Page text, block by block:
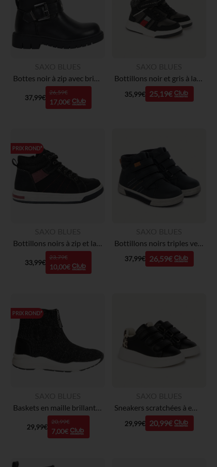
Bottes noir à zip avec bride à strass et boucle fille
37,99€
26,59€
17,00€
Bottillons noir et gris à lacets élastiques + velcros garçon
35,99€ 25,19€
PRIX ROND*
33,99€
23,79€
10,00€
37,99€ 26,59€
PRIX ROND*
Baskets en maille brillante élastiquée pour enfant fille
29,99€
20,99€
7,00€
Sneakers scratchées à empiècement léopard fille
29,99€ 20,99€